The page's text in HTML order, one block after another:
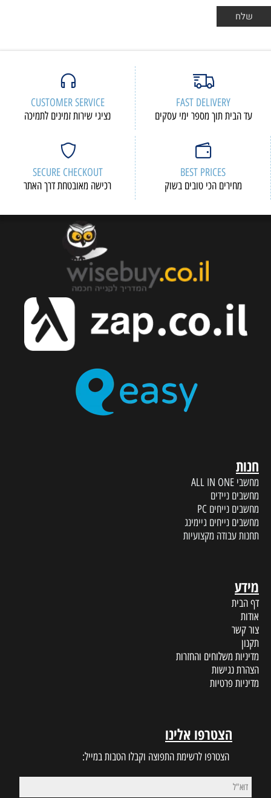
FAST DELIVERY
עד הבית תוך מספר ימי עסקים
CUSTOMER SERVICE
נציגי שירות זמינים לתמיכה
BEST PRICES
מחירים הכי טובים בשוק
SECURE CHECKOUT
רכישה מאובטחת דרך האתר
חנות
מחשבי ALL IN ONE
מחשבים ניידים
מחשבים נייחים PC
מחשבים נייחים גיימינג
תחנות עבודה מקצועיות
מידע
דף הבית
אודות
צור קשר
תקנון
מדיניות משלוחים והחזרות
הצהרת נגישות
מדיניות פרטיות
הצטרפו אלינו
הצטרפו לרשימת התפוצה וקבלו הטבות במייל: